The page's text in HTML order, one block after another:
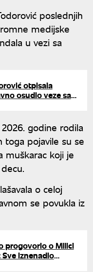
poslednjih
medijske
u vezi sa
otpisala
osudio veze sa
godine rodila
toga pojavile su se
muškarac koji je
o celoj
se povukla iz
progovorio o Milici
iznenadio